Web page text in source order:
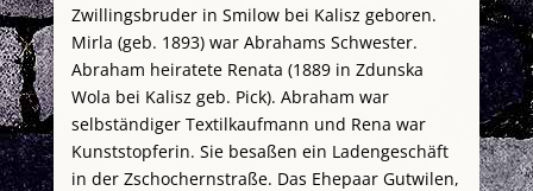
Zwillingsbruder in Smilow bei Kalisz geboren.
Mirla (geb. 1893) war Abrahams Schwester.
Abraham heiratete Renata (1889 in Zdunska
Wola bei Kalisz geb. Pick). Abraham war
selbständiger Textilkaufmann und Rena war
Kunststopferin. Sie besaßen ein Ladengeschäft
in der Zschochernstraße. Das Ehepaar Gutwilen,